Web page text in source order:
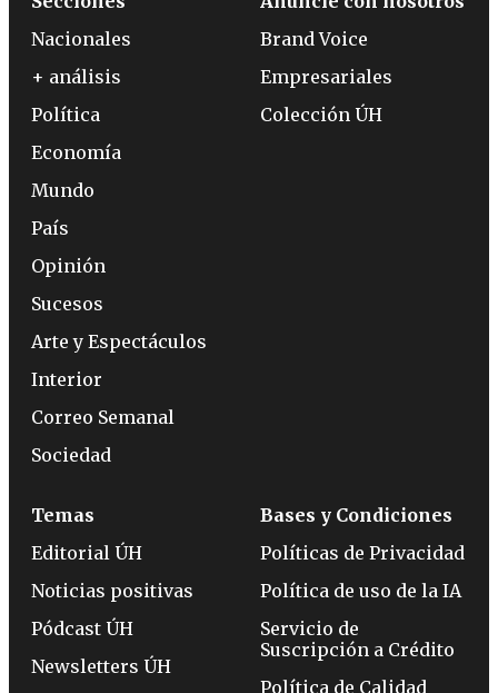
Nacionales
+ análisis
Política
Economía
Mundo
País
Opinión
Sucesos
Arte y Espectáculos
Interior
Correo Semanal
Sociedad
Brand Voice
Empresariales
Colección ÚH
Temas
Editorial ÚH
Noticias positivas
Pódcast ÚH
Newsletters ÚH
Bases y Condiciones
Políticas de Privacidad
Política de uso de la IA
Servicio de
Suscripción a Crédito
Política de Calidad